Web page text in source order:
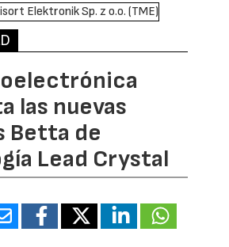
las nuevas
Betta de
Lead Crystal